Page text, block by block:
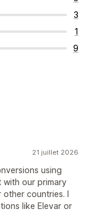
3
1
9
21 juillet 2026
using
with our primary
countries. I
like Elevar or